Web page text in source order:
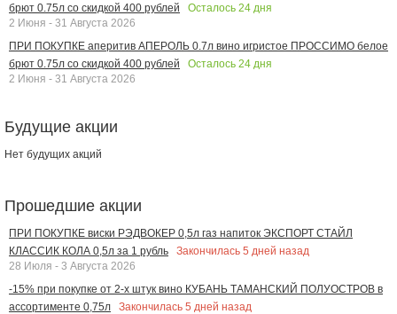
брют 0.75л со скидкой 400 рублей
Осталось 24 дня
2 Июня - 31 Августа 2026
ПРИ ПОКУПКЕ аперитив АПЕРОЛЬ 0.7л вино игристое ПРОССИМО белое
брют 0.75л со скидкой 400 рублей
Осталось 24 дня
2 Июня - 31 Августа 2026
Будущие акции
Нет будущих акций
Прошедшие акции
ПРИ ПОКУПКЕ виски РЭДВОКЕР 0,5л газ напиток ЭКСПОРТ СТАЙЛ
КЛАССИК КОЛА 0,5л за 1 рубль
Закончилась 5 дней назад
28 Июля - 3 Августа 2026
-15% при покупке от 2-х штук вино КУБАНЬ ТАМАНСКИЙ ПОЛУОСТРОВ в
ассортименте 0,75л
Закончилась 5 дней назад